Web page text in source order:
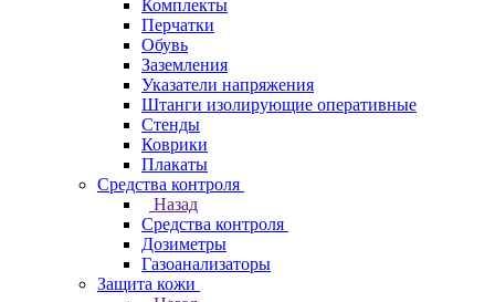
Комплекты
Перчатки
Обувь
Заземления
Указатели напряжения
Штанги изолирующие оперативные
Стенды
Коврики
Плакаты
Средства контроля
Назад
Средства контроля
Дозиметры
Газоанализаторы
Защита кожи